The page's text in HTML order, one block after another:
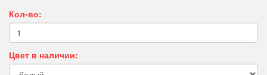
Кол-во:
Цвет в наличии: